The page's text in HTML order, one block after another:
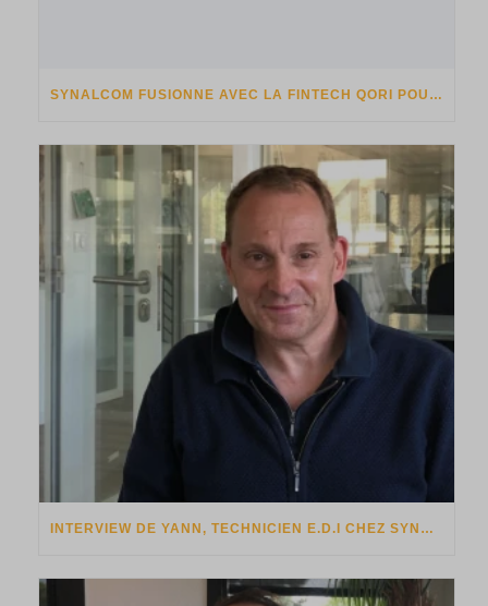
SYNALCOM FUSIONNE AVEC LA FINTECH QORI POUR LANCER SYLQ
INTERVIEW DE YANN, TECHNICIEN E.D.I CHEZ SYNALCOM